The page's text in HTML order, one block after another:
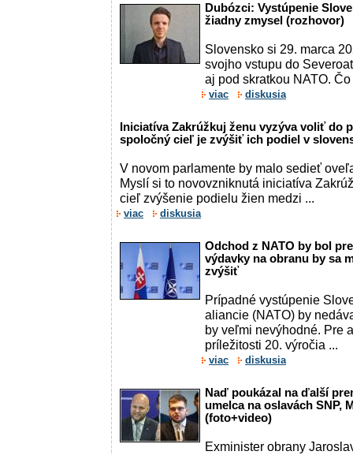
Dubózci: Vystúpenie
žiadny zmysel (rozhovor)
Slovensko si 29. marca
svojho vstupu do
aj pod skratkou NATO.
viac diskusia
Iniciatíva Zakrúžkuj ženu vyzýva voliť do
spoločný cieľ je zvýšiť ich podiel v
V novom parlamente by malo sedieť
Myslí si to novovzniknutá iniciatíva
cieľ zvýšenie podielu žien medzi ...
viac diskusia
Odchod z NATO by bol
výdavky na obranu by sa
zvýšiť
Prípadné vystúpenie
aliancie (NATO) by
by veľmi nevýhodné. Pre
príležitosti 20. výročia ...
viac diskusia
Naď poukázal na ďalší
umelca na oslavách SNP,
(foto+video)
Exminister obrany